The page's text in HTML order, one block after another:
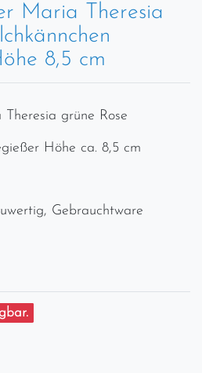
Maria Theresia
8,5 cm
grüne Rose
Höhe ca. 8,5 cm
Gebrauchtware